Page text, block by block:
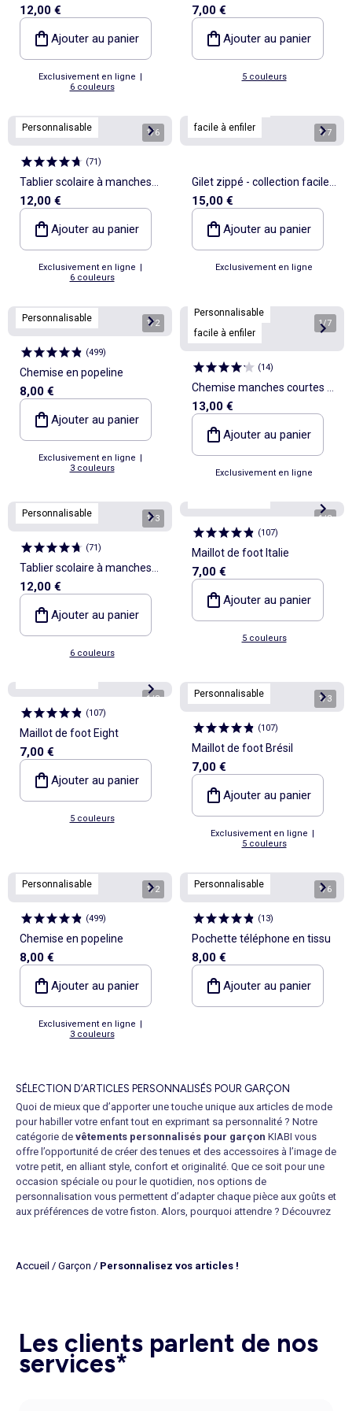
longues
12,00 €
Ajouter au panier
Exclusivement en ligne |
6 couleurs
7,00 €
Ajouter au panier
5 couleurs
Personnalisable 1/6
(71)
Tablier scolaire à manches
longues
12,00 €
Ajouter au panier
Exclusivement en ligne |
6 couleurs
facile à enfiler
1/7
Gilet zippé - collection facile
à enfiler
15,00 €
Ajouter au panier
Exclusivement en ligne
Personnalisable 1/2
(499)
Chemise en popeline
8,00 €
Ajouter au panier
Exclusivement en ligne |
3 couleurs
Personnalisable
facile à enfiler
1/7
(14)
Chemise manches courtes -
collection facile à enfiler
13,00 €
Ajouter au panier
Exclusivement en ligne
Personnalisable 1/3
(71)
Tablier scolaire à manches
longues
12,00 €
Ajouter au panier
6 couleurs
1/3
(107)
Maillot de foot Italie
7,00 €
Ajouter au panier
5 couleurs
1/3
(107)
Maillot de foot Eight
7,00 €
Ajouter au panier
5 couleurs
Personnalisable 1/3
(107)
Maillot de foot Brésil
7,00 €
Ajouter au panier
Exclusivement en ligne |
5 couleurs
Personnalisable 1/2
(499)
Chemise en popeline
8,00 €
Ajouter au panier
Exclusivement en ligne |
3 couleurs
Personnalisable 1/6
(13)
Pochette téléphone en tissu
8,00 €
Ajouter au panier
SÉLECTION D’ARTICLES PERSONNALISÉS POUR GARÇON
Quoi de mieux que d’apporter une touche unique aux articles de mode
pour habiller votre enfant tout en exprimant sa personnalité ? Notre
catégorie de vêtements personnalisés pour garçon KIABI vous
offre l’opportunité de créer des tenues et des accessoires à l’image de
votre petit, en alliant style, confort et originalité. Que ce soit pour une
occasion spéciale ou pour le quotidien, nos options de
personnalisation vous permettent d’adapter chaque pièce aux goûts et
aux préférences de votre fiston. Alors, pourquoi attendre ? Découvrez
d’articles demode personnalisée , selon vos envies. Optez pour un
shirt personnalisé avec le prénom de votre garçon, ou choisissez un
sweat personnalisable
Accueil / Garçon / Personnalisez vos articles !
Les clients parlent de nos
services*